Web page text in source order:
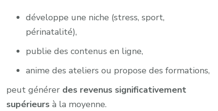
développe une niche (stress, sport,
périnatalité),
publie des contenus en ligne,
anime des ateliers ou propose des formations,
peut générer des revenus significativement
supérieurs à la moyenne.